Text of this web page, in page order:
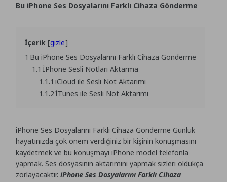
Bu iPhone Ses Dosyalarını Farklı Cihaza Gönderme
İçerik gizle
1 Bu iPhone Ses Dosyalarını Farklı Cihaza Gönderme
1.1 İPhone Sesli Notları Aktarma
1.1.1 iCloud ile Sesli Not Aktarımı
1.1.2İTunes ile Sesli Not Aktarımı
iPhone Ses Dosyalarını Farklı Cihaza Gönderme Günlük
hayatınızda çok önem verdiğiniz bir kişinin konuşmasını
kaydetmek ve bu konuşmayı iPhone model telefonla
yapmak. Ses dosyasının aktarımını yapmak sizleri oldukça
zorlayacaktır.iPhone Ses Dosyalarını Farklı Cihaza